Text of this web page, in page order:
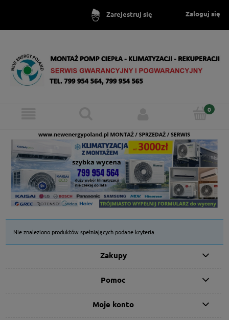
Zarejestruj się Zaloguj się
Nie znaleziono produktów spełniających podane kryteria.
Zakupy
Pomoc
Moje konto